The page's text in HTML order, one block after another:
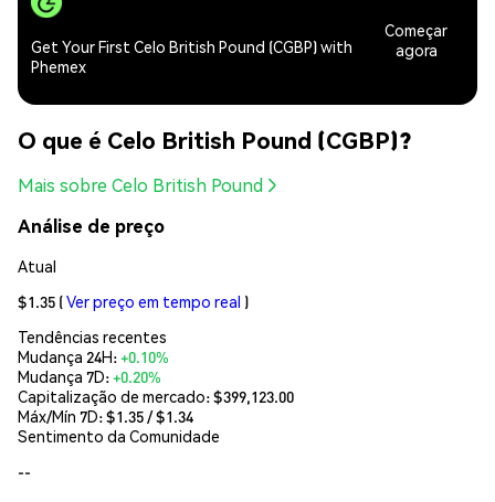
Get Your First Celo British Pound (CGBP) with
Phemex
Começar
agora
O que é Celo British Pound (CGBP)?
Mais sobre Celo British Pound
Análise de preço
Atual
$1.35 (Ver preço em tempo real )
Tendências recentes
Mudança 24H:+0.10%
Mudança 7D:+0.20%
Capitalização de mercado:$399,123.00
Máx/Mín 7D: $1.35/ $1.34
Sentimento da Comunidade
--